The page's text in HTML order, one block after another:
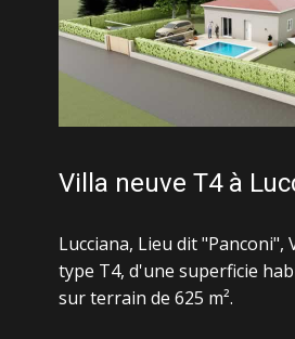
Villa neuve T4 à
Lucciana, Lieu dit "Panconi",
type T4, d'une superficie
sur terrain de 625 m².